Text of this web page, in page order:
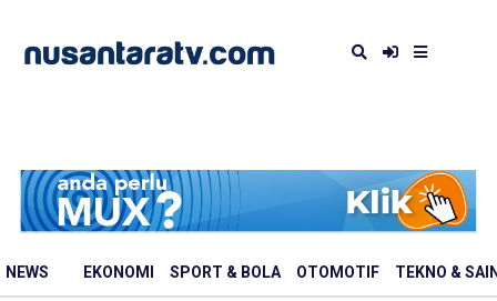
NEWS EKONOMI SPORT & BOLA OTOMOTIF TEKNO &